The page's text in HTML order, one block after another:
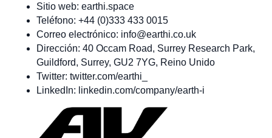
Sitio web: earthi.space
Teléfono: +44 (0)333 433 0015
Correo electrónico: info@earthi.co.uk
Dirección: 40 Occam Road, Surrey Research Park,
Guildford, Surrey, GU2 7YG, Reino Unido
Twitter: twitter.com/earthi_
LinkedIn: linkedin.com/company/earth-i